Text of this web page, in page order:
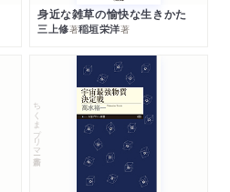
身近な雑草の愉快な生きかた
三上修著稲垣栄洋著
ちくまプリマー新書